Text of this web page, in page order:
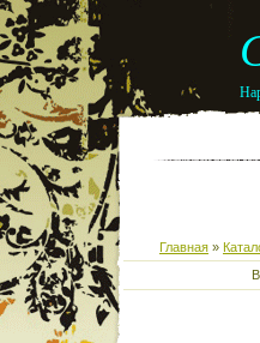
Главная »